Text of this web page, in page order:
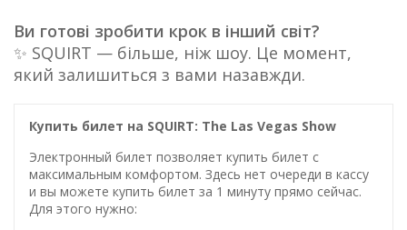
Ви готові зробити крок в інший світ?
✨ SQUIRT — більше, ніж шоу. Це момент,
який залишиться з вами назавжди.
Купить билет на SQUIRT: The Las Vegas Show
Электронный билет позволяет купить билет с
максимальным комфортом. Здесь нет очереди в кассу
и вы можете купить билет за 1 минуту прямо сейчас.
Для этого нужно: